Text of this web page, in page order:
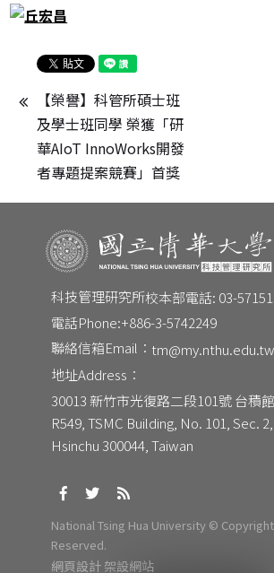
Email：tm@my.nthu.edu.tw
校本部電話：校本部電話: 03-5715131
【榮譽】科管所碩士班
及學士班同學 榮獲「研
華AIoT InnoWorks開發
者專題提案競賽」首獎
科技管理研究所校本部電話: 03-
電話Phone:+886-3-5742249
聯絡信箱Email： tm@my.nthu.edu.tw
地址Address：
30013 新竹市光復路二段101號 台積
R549, TSMC Building, No. 101, Sec.
Hsinchu 300044, Taiwan
National Tsing Hua University ©
Reserved.
網頁設計 架設網站